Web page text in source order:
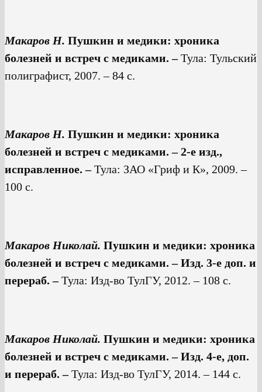
Макаров Н. Пушкин и медики: хроника
болезней и встреч с медиками. –Тула: Тульский
полиграфист, 2007. – 84 с.
Макаров Н. Пушкин и медики: хроника
болезней и встреч с медиками. – 2-е изд.,
исправленное. –Тула: ЗАО «Гриф и К», 2009. –
100 с.
Макаров Николай. Пушкин и медики: хроника
болезней и встреч с медиками. – Изд. 3-е доп. и
перераб. –Тула: Изд-во ТулГУ, 2012. – 108 с.
Макаров Николай. Пушкин и медики: хроника
болезней и встреч с медиками. – Изд. 4-е, доп.
и перераб. –Тула: Изд-во ТулГУ, 2014. – 144 с.